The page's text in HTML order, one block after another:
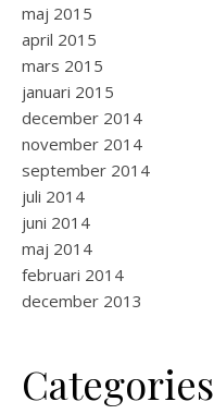
maj 2015
april 2015
mars 2015
januari 2015
december 2014
november 2014
september 2014
juli 2014
juni 2014
maj 2014
februari 2014
december 2013
Categories